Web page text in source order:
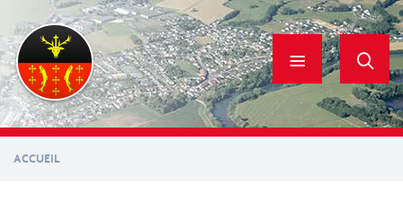
contenu
principal
ACCUEIL